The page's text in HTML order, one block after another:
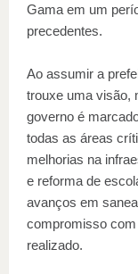
Gama em um
precedentes.
Ao assumir a
trouxe uma visão,
governo é
todas as áreas
melhorias na
e reforma de
avanços em
compromisso
realizado.